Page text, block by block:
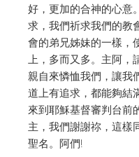
好，更加的合神的心意
求，我們祈求我們的教
會的弟兄姊妹的一樣，
上，多而又多。主阿，
親自來憐恤我們，讓我
道上有追求，都能夠結
來到耶穌基督審判台前
主，我們謝謝祢，這樣
聖名。阿們!